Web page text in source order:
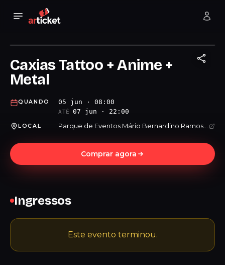
Caxias Tattoo + Anime +
Metal
QUANDO 05 jun · 08:00
ATÉ 07 jun · 22:00
LOCAL
Comprar agora
Ingressos
Este evento terminou.